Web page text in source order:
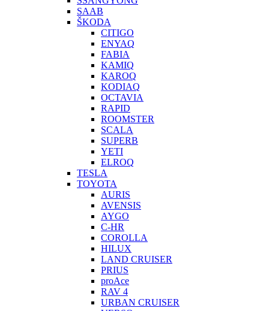
SAAB
ŠKODA
CITIGO
ENYAQ
FABIA
KAMIQ
KAROQ
KODIAQ
OCTAVIA
RAPID
ROOMSTER
SCALA
SUPERB
YETI
ELROQ
TESLA
TOYOTA
AURIS
AVENSIS
AYGO
C-HR
COROLLA
HILUX
LAND CRUISER
PRIUS
proAce
RAV 4
URBAN CRUISER